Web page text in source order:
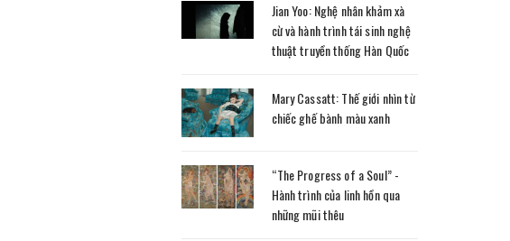
Jian Yoo: Nghệ nhân khảm xà
cừ và hành trình tái sinh nghệ
thuật truyền thống Hàn Quốc
Mary Cassatt: Thế giới nhìn từ
chiếc ghế bành màu xanh
“The Progress of a Soul” -
Hành trình của linh hồn qua
những mũi thêu